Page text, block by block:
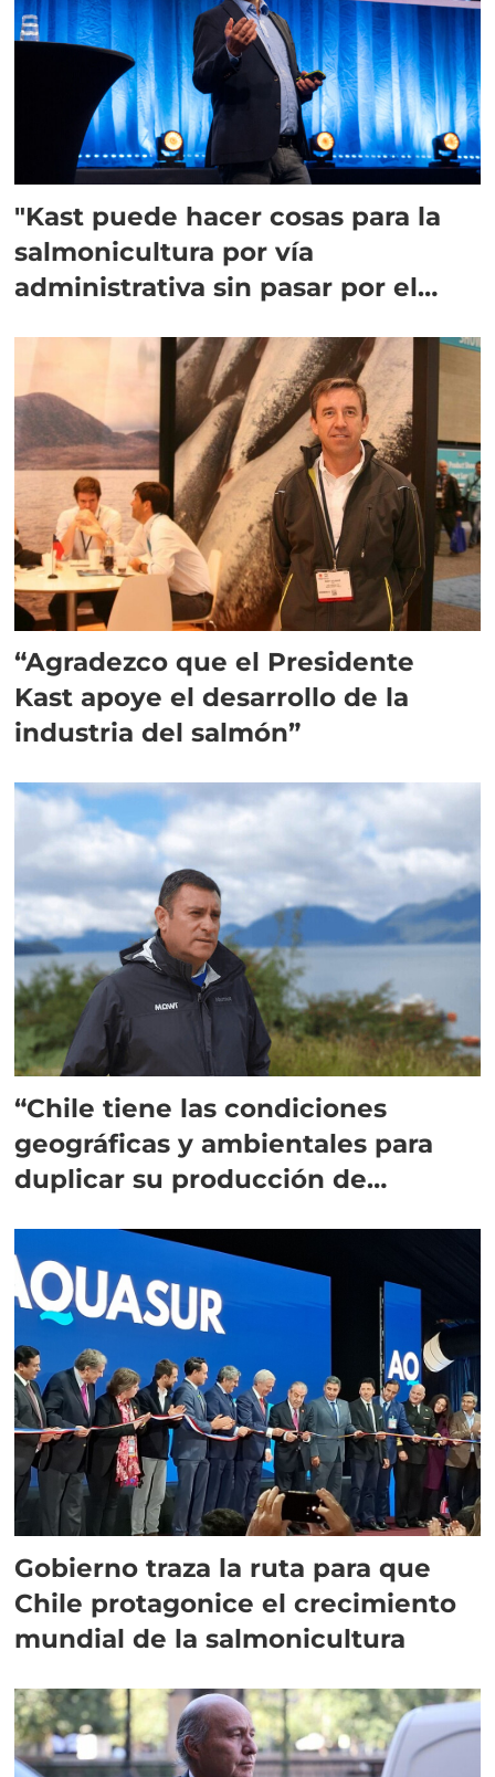
"Kast puede hacer cosas para la
salmonicultura por vía
administrativa sin pasar por el
“Agradezco que el Presidente
Kast apoye el desarrollo de la
industria del salmón”
“Chile tiene las condiciones
geográficas y ambientales para
duplicar su producción de
Gobierno traza la ruta para que
Chile protagonice el crecimiento
mundial de la salmonicultura